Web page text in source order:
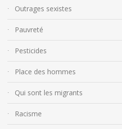
Outrages sexistes
Pauvreté
Pesticides
Place des hommes
Qui sont les migrants
Racisme